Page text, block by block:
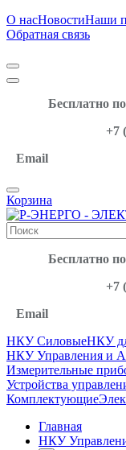
О насНовостиНаши
Обратная связь
Бесплатно
+7 (991)
Корзина
Бесплатно
+7 (991)
НКУ СиловыеНКУ
НКУ Управления и
Измерительные
Устройства
Комплектующие
Главная
НКУ